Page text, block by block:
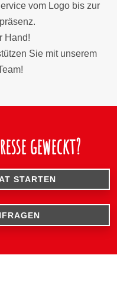
vom Logo bis zur
Hand!
Sie mit unserem
geweckt?
STARTEN